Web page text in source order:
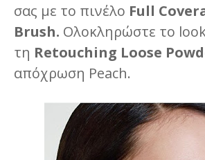
σας με το πινέλο Full
Brush. Ολοκληρώστε το
τη Retouching Loose
απόχρωση Peach.